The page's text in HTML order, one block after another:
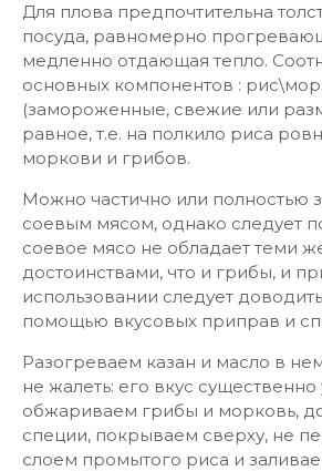
Для плова предпочтительна
посуда, равномерно
медленно отдающая тепло.
основных компонентов :
(замороженные, свежие или
равное, т.е. на полкило риса
моркови и грибов.
Можно частично или полностью
соевым мясом, однако следует
соевое мясо не обладает теми
достоинствами, что и грибы, и
использовании следует
помощью вкусовых приправ и
Разогреваем казан и масло в
не жалеть: его вкус существенно
обжариваем грибы и морковь,
специи, покрываем сверху, не
слоем промытого риса и